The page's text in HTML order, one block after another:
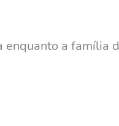
enquanto a família